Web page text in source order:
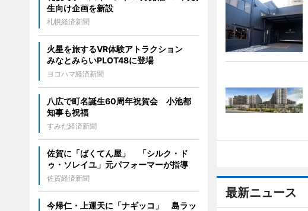
最新ニュース
生向け企画を新設
札幌経済新聞
火星を旅するVR体験アトラクション
みなとみらいPLOT48に登場
ヨコハマ経済新聞
八広で町名誕生60周年祝賀会 小池都
知事も祝福
すみだ経済新聞
佐賀に「ばくてん屋」 「シルク・ド
ゥ・ソレイユ」元パフォーマーが指導
佐賀経済新聞
今帰仁・上運天に「ナギッコ」 島ラッ